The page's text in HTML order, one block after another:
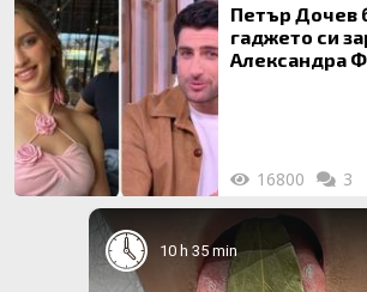
Петър Дочев
гаджето си
Александра
16800 3
10 h 35 min